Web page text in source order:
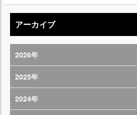
アーカイブ
2026年
2025年
2024年